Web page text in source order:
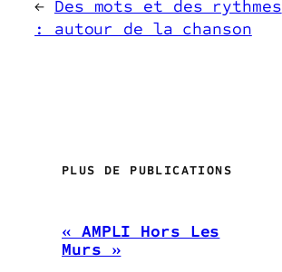
← Des mots et des rythmes
: autour de la chanson
PLUS DE PUBLICATIONS
« AMPLI Hors Les
Murs »